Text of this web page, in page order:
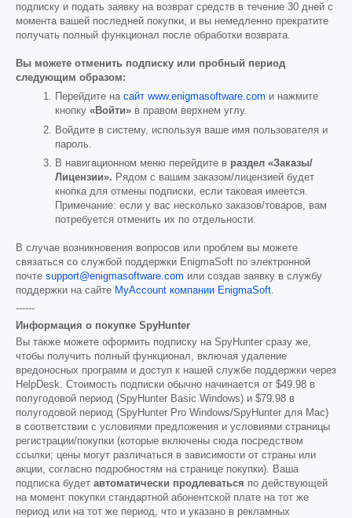
подписку и подать заявку на возврат средств в течение 30 дней с
момента вашей последней покупки, и вы немедленно прекратите
получать полный функционал после обработки возврата.
Вы можете отменить подписку или пробный период
следующим образом:
Перейдите на сайт www.enigmasoftware.com и нажмите
кнопку «Войти» в правом верхнем углу.
Войдите в систему, используя ваше имя пользователя и
пароль.
В навигационном меню перейдите в раздел «Заказы/
Лицензии». Рядом с вашим заказом/лицензией будет
кнопка для отмены подписки, если таковая имеется.
Примечание: если у вас несколько заказов/товаров, вам
потребуется отменить их по отдельности.
В случае возникновения вопросов или проблем вы можете
связаться со службой поддержки EnigmaSoft по электронной
почте support@enigmasoftware.com или создав заявку в службу
поддержки на сайте MyAccount компании EnigmaSoft.
------
Информация о покупке SpyHunter
Вы также можете оформить подписку на SpyHunter сразу же,
чтобы получить полный функционал, включая удаление
вредоносных программ и доступ к нашей службе поддержки через
HelpDesk. Стоимость подписки обычно начинается от $49.98 в
полугодовой период (SpyHunter Basic Windows) и $79.98 в
полугодовой период (SpyHunter Pro Windows/SpyHunter для Mac)
в соответствии с условиями предложения и условиями страницы
регистрации/покупки (которые включены сюда посредством
ссылки; цены могут различаться в зависимости от страны или
акции, согласно подробностям на странице покупки). Ваша
подписка будет автоматически продлеваться по действующей
на момент покупки стандартной абонентской плате на тот же
период или на тот же период, что и указано в рекламных